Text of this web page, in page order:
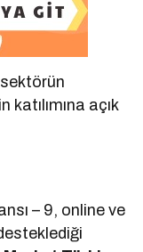
açık
– 9, online ve